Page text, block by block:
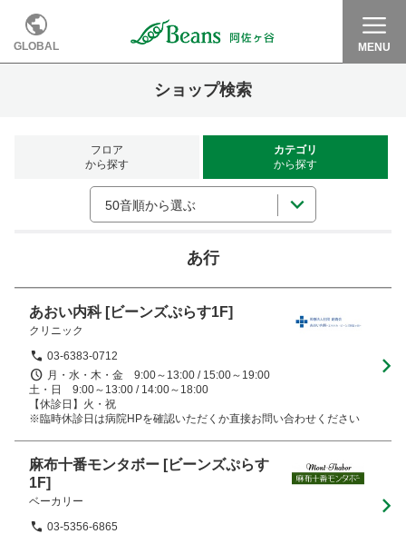
GLOBAL MENU
ショップ検索
フロア
から探す
カテゴリ
から探す
50音順から選ぶ
あ行
あおい内科[ビーンズぷらす1F]
クリニック
03-6383-0712
月・水・木・金　9:00～13:00 / 15:00～19:00
土・日　9:00～13:00 / 14:00～18:00
【休診日】火・祝
※臨時休診日は病院HPを確認いただくか直接お問い合わせください
麻布十番モンタボー [ビーンズぷらす
1F]
ベーカリー
03-5356-6865